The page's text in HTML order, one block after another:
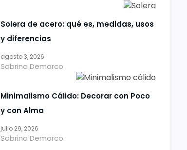
Solera de acero: qué es, medidas, usos
y diferencias
agosto 3, 2026
Sabrina Demarco
Minimalismo Cálido: Decorar con Poco
y con Alma
julio 29, 2026
Sabrina Demarco